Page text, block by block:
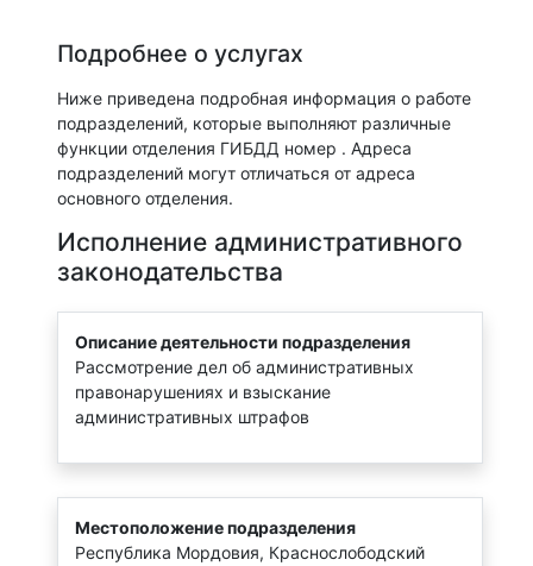
Подробнее о услугах
Ниже приведена подробная информация о работе
подразделений, которые выполняют различные
функции отделения ГИБДД номер . Адреса
подразделений могут отличаться от адреса
основного отделения.
Исполнение административного
законодательства
Описание деятельности подразделения
Рассмотрение дел об административных
правонарушениях и взыскание
административных штрафов
Местоположение подразделения
Республика Мордовия, Краснослободский